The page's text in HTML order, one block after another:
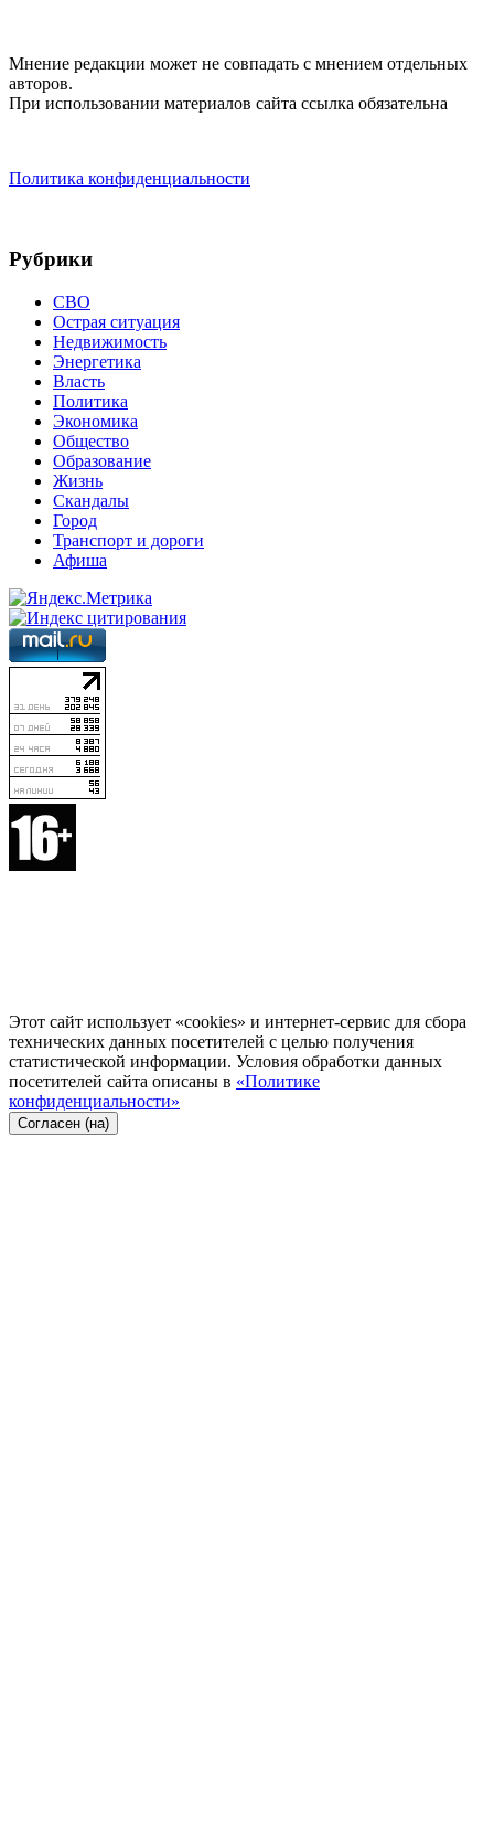
Мнение редакции может не совпадать с мнением отдельных
авторов.
При использовании материалов сайта ссылка обязательна
Политика конфиденциальности
Рубрики
СВО
Острая ситуация
Недвижимость
Энергетика
Власть
Политика
Экономика
Общество
Образование
Жизнь
Скандалы
Город
Транспорт и дороги
Афиша
Этот сайт использует «cookies» и интернет-сервис для сбора
технических данных посетителей с целью получения
статистической информации. Условия обработки данных
посетителей сайта описаны в «Политике
конфиденциальности»
Согласен (на)